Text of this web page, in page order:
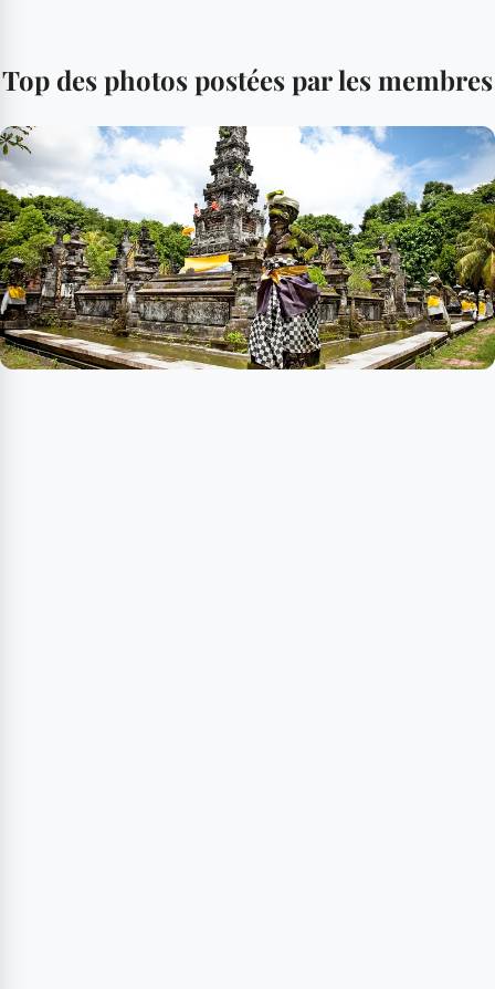
Top des photos postées par les membres